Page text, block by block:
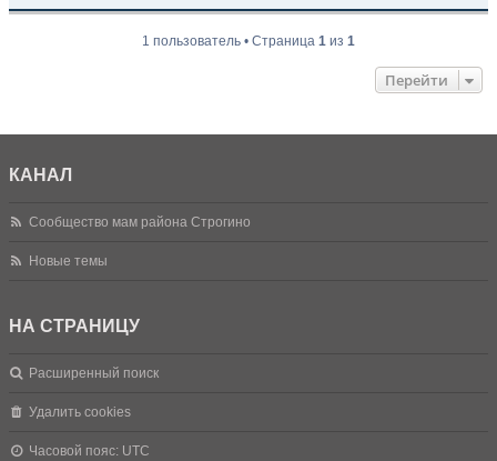
1 пользователь • Страница 1 из 1
Перейти
КАНАЛ
Сообщество мам района Строгино
Новые темы
НА СТРАНИЦУ
Расширенный поиск
Удалить cookies
Часовой пояс: UTC